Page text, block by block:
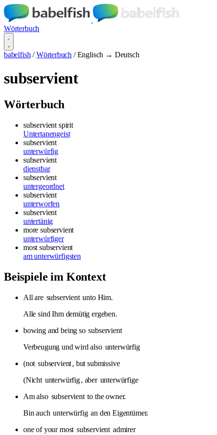
Wörterbuch
babelfish / Wörterbuch / Englisch → Deutsch
subservient
Wörterbuch
subservient spirit
Untertanengeist
subservient
unterwürfig
subservient
dienstbar
subservient
untergeordnet
subservient
unterworfen
subservient
untertänig
more subservient
unterwürfiger
most subservient
am unterwürfigsten
Beispiele im Kontext
All are subservient unto Him.
Alle sind Ihm demütig ergeben.
bowing and being so subservient
Verbeugung und wird also unterwürfig
(not subservient, but submissive
(Nicht unterwürfig, aber unterwürfige
Am also subservient to the owner.
Bin auch unterwürfig an den Eigentümer.
one of your most subservient admirer